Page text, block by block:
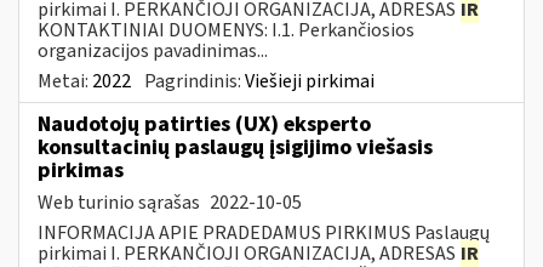
pirkimai I. PERKANČIOJI ORGANIZACIJA, ADRESAS IR
KONTAKTINIAI DUOMENYS: I.1. Perkančiosios
organizacijos pavadinimas...
Metai: 2022 Pagrindinis:Viešieji pirkimai
Naudotojų patirties (UX) eksperto
konsultacinių paslaugų įsigijimo viešasis
pirkimas
Web turinio sąrašas 2022-10-05
INFORMACIJA APIE PRADEDAMUS PIRKIMUS Paslaugų
pirkimai I. PERKANČIOJI ORGANIZACIJA, ADRESAS IR